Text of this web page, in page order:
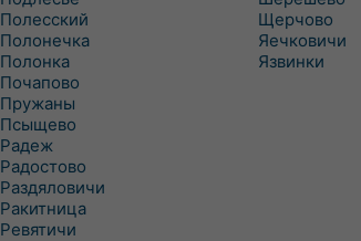
Полесский
Полонечка
Полонка
Почапово
Пружаны
Псыщево
Радеж
Радостово
Раздяловичи
Ракитница
Ревятичи
Щерчово
Яечковичи
Язвинки